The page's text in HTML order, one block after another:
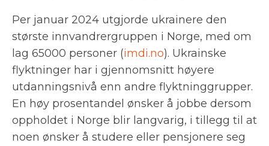
Per januar 2024 utgjorde ukrainere den
største innvandrergruppen i Norge, med om
lag 65000 personer (imdi.no). Ukrainske
flyktninger har i gjennomsnitt høyere
utdanningsnivå enn andre flyktninggrupper.
En høy prosentandel ønsker å jobbe dersom
oppholdet i Norge blir langvarig, i tillegg til at
noen ønsker å studere eller pensjonere seg